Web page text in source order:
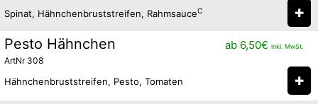
Spinat, Hähnchenbruststreifen, RahmsauceC ✚
Pesto Hähnchen
ArtNr 308
ab 6,50€ inkl. MwSt.
Hähnchenbruststreifen, Pesto, Tomaten ✚